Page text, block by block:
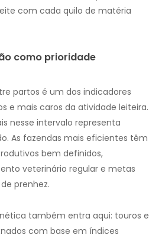
com cada quilo de matéria
como prioridade
partos é um dos indicadores
e mais caros da atividade leiteira.
nesse intervalo representa
As fazendas mais eficientes têm
bem definidos,
veterinário regular e metas
prenhez.
também entra aqui: touros e
com base em índices